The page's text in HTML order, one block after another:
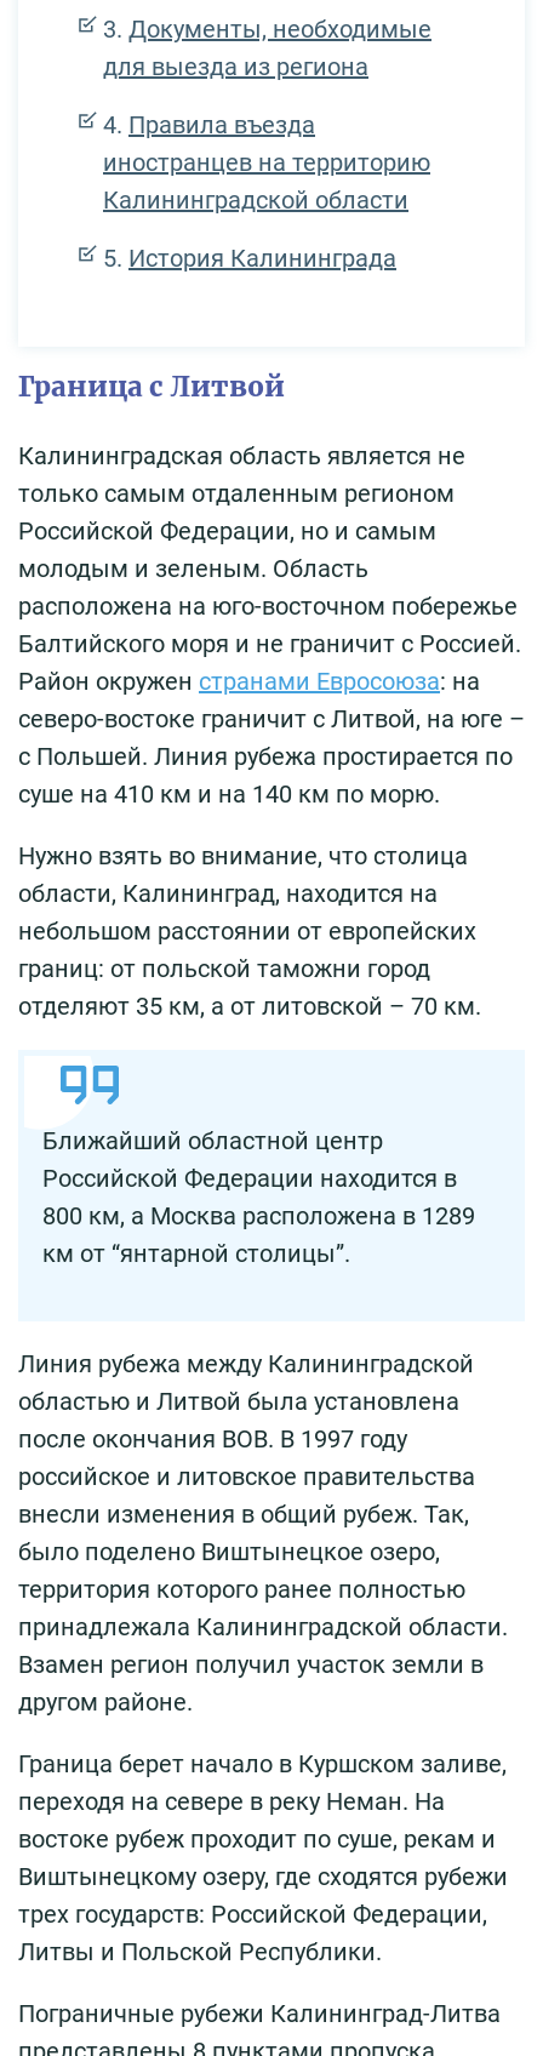
Документы, необходимые
для выезда из региона
Правила въезда
иностранцев на территорию
Калининградской области
История Калининграда
Граница с Литвой
Калининградская область является не
только самым отдаленным регионом
Российской Федерации, но и самым
молодым и зеленым. Область
расположена на юго-восточном побережье
Балтийского моря и не граничит с Россией.
Район окружен странами Евросоюза: на
северо-востоке граничит с Литвой, на юге –
с Польшей. Линия рубежа простирается по
суше на 410 км и на 140 км по морю.
Нужно взять во внимание, что столица
области, Калининград, находится на
небольшом расстоянии от европейских
границ: от польской таможни город
отделяют 35 км, а от литовской – 70 км.
Ближайший областной центр
Российской Федерации находится в
800 км, а Москва расположена в 1289
км от “янтарной столицы”.
Линия рубежа между Калининградской
областью и Литвой была установлена
после окончания ВОВ. В 1997 году
российское и литовское правительства
внесли изменения в общий рубеж. Так,
было поделено Виштынецкое озеро,
территория которого ранее полностью
принадлежала Калининградской области.
Взамен регион получил участок земли в
другом районе.
Граница берет начало в Куршском заливе,
переходя на севере в реку Неман. На
востоке рубеж проходит по суше, рекам и
Виштынецкому озеру, где сходятся рубежи
трех государств: Российской Федерации,
Литвы и Польской Республики.
Пограничные рубежи Калининград-Литва